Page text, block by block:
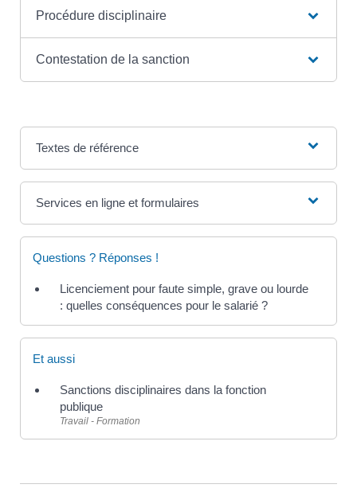
Procédure disciplinaire
Contestation de la sanction
Textes de référence
Services en ligne et formulaires
Questions ? Réponses !
Licenciement pour faute simple, grave ou lourde
: quelles conséquences pour le salarié ?
Et aussi
Sanctions disciplinaires dans la fonction
publique
Travail - Formation